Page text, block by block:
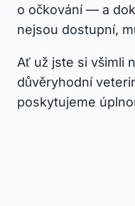
o očkování — a
nejsou dostupní,
Ať už jste si všimli
důvěryhodní
poskytujeme